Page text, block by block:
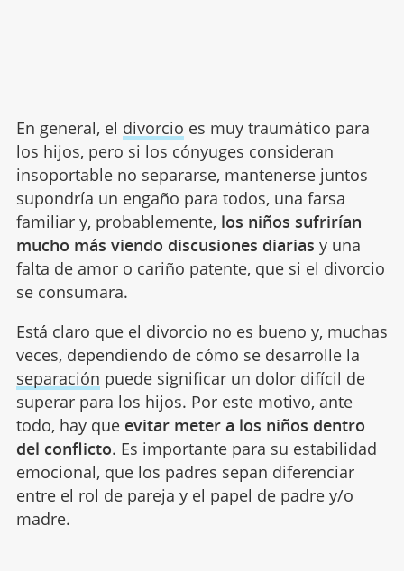
En general, el divorcio es muy traumático para
los hijos, pero si los cónyuges consideran
insoportable no separarse, mantenerse juntos
supondría un engaño para todos, una farsa
familiar y, probablemente, los niños sufrirían
mucho más viendo discusiones diarias y una
falta de amor o cariño patente, que si el divorcio
se consumara.
Está claro que el divorcio no es bueno y, muchas
veces, dependiendo de cómo se desarrolle la
separación puede significar un dolor difícil de
superar para los hijos. Por este motivo, ante
todo, hay que evitar meter a los niños dentro
del conflicto. Es importante para su estabilidad
emocional, que los padres sepan diferenciar
entre el rol de pareja y el papel de padre y/o
madre.